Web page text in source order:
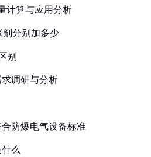
计算与应用分析
剂分别加多少
别
调研与分析
防爆电气设备标准
么